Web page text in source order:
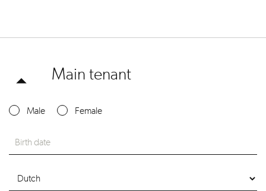
Main tenant
Male Female